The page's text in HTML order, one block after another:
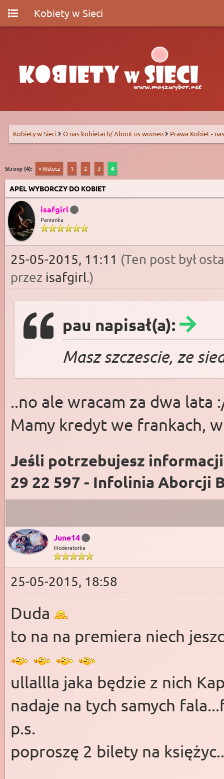
Kobiety w Sieci
Kobiety w Sieci O nas kobietach/ About us women Prawa Kobiet -
Strony (4): « Wstecz 1 2 3 4
APEL WYBORCZY DO KOBIET
isafgirl
Panienka
25-05-2015, 11:11 (Ten post był
przez isafgirl.)
pau napisał(a):
Masz szczescie, ze
..no ale wracam za dwa lata
Mamy kredyt we frankach,
Jeśli potrzebujesz
29 22 597 - Infolinia Aborcji
June14
Moderatorka
25-05-2015, 18:58
Duda
to na na premiera niech
ullallla jaka będzie z nich
nadaje na tych samych
p.s.
poproszę 2 bilety na